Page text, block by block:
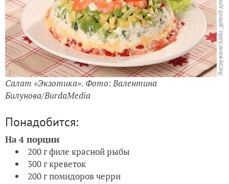
Салат «Экзотика». Фото: Валентина
Билунова/BurdaMedia
Понадобится:
На 4 порции
200 г филе красной рыбы
300 г креветок
200 г помидоров черри